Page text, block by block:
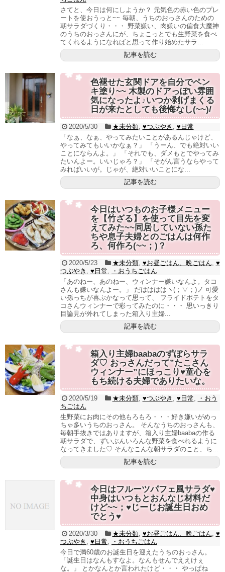
さてと、今日は何にしようか？ 元気色の赤い色のプレ
ートを使おうっと~~ 毎朝、うちのおっさんのための
朝サラダづくり・・・ 野菜嫌い、肉嫌いの偏食大魔神
のうちのおっさんにが、ちょこっとでも生野菜を食べ
てくれるようになればと思って作り始めたサラ...
記事を読む
色褪せた玄関ドアを自分でペン
キ塗り~~ 木製のドアっぽい雰囲
気になったよ♪いつか剥げまくる
日が来たとしても後悔なし(~~)/
2020/5/30 ★未分類, ♥つぶやき , ♥日常
「なぁ、なぁ、やってみたいことがあるんじゃけど、
やってみてもいいかなぁ？」 「うーん、でも絶対いい
ことにならんよ。」 「それでも、ダメもとでやってみ
たいんよー。いいじゃろ？」 「そがん言うならやって
みればいいが。じゃが、絶対いいことにな...
記事を読む
今日はいつものお子様メニュー
を【竹ざる】を使って目先を変
えてみた~~同居していない孫た
ちや息子夫婦とのごはんは何作
ろ、何作ろ(~~；)？
2020/5/23 ★未分類, ♥お昼ごはん、晩ごはん, ♥
つぶやき , ♥日常,
・おうちごはん
「あのねー、あのねー、ウィンナー嫌いなんよ。タコ
さんも嫌いなんよー。」 だははははヽ(；▽；)ノ 可愛
い孫っちが喜ぶかなって思って、 フライドポテトをタ
コさんウィンナーで彩ってみたのに・・・ 思いっきり
目論見が外れてしまった箱入り主婦...
記事を読む
箱入り主婦baabaのずぼらサラ
ダ♡ おっさんだって”たこさん
ウィンナー”にほっこり♥童心を
もち続ける夫婦でありたいな。
2020/5/19 ★未分類, ♥つぶやき , ♥日常,
・おう
ちごはん
生野菜にお肉にその他もろもろ・・・好き嫌いがめっ
ちゃ多いうちのおっさん。 そんなうちのおっさんも、
毎朝手抜きではありますが、箱入り主婦baabaの作る
朝サラダで、ずいぶんいろんな野菜を食べれるように
なってきました♡ そんなこんな朝サラダのこと、ち...
記事を読む
今日はフルーツパフェ風サラダ♥
中身はいつもとおんなじ材料だ
けど~~；♥じーじお誕生日おめ
でとう♥
2020/3/30 ★未分類, ♥お昼ごはん、晩ごはん, ♥
つぶやき , ♥日常,
・おうちごはん
今日で満60歳のお誕生日を迎えたうちのおっさん。
「誕生日はなんもすなよ。なんもせんでええけぇ
な。」 とかなんとか言われたけど・・・ やっぱね